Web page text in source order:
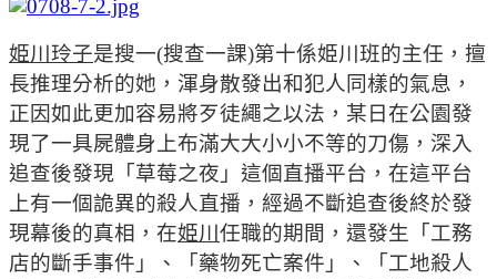
姫川玲子是搜一(搜查一課)第十係姫川班的主任，擅
長推理分析的她，渾身散發出和犯人同樣的氣息，
正因如此更加容易將歹徒繩之以法，某日在公園發
現了一具屍體身上布滿大大小小不等的刀傷，深入
追查後發現「草莓之夜」這個直播平台，在這平台
上有一個詭異的殺人直播，經過不斷追查後終於發
現幕後的真相，在姫川 任職的期間，還發生「工務
店的斷手事件」、「藥物死亡案件」、「工地殺人